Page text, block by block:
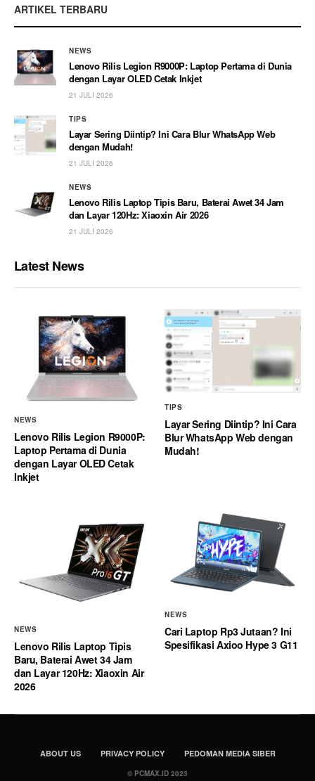
ARTIKEL TERBARU
NEWS
Lenovo Rilis Legion R9000P: Laptop Pertama di Dunia
dengan Layar OLED Cetak Inkjet
21 JULI 2026
TIPS
Layar Sering Diintip? Ini Cara Blur WhatsApp Web
dengan Mudah!
21 JULI 2026
NEWS
Lenovo Rilis Laptop Tipis Baru, Baterai Awet 34 Jam
dan Layar 120Hz: Xiaoxin Air 2026
21 JULI 2026
Latest News
NEWS
Lenovo Rilis Legion R9000P:
Laptop Pertama di Dunia
dengan Layar OLED Cetak
Inkjet
TIPS
Layar Sering Diintip? Ini Cara
Blur WhatsApp Web dengan
Mudah!
NEWS
Lenovo Rilis Laptop Tipis
Baru, Baterai Awet 34 Jam
dan Layar 120Hz: Xiaoxin Air
2026
NEWS
Cari Laptop Rp3 Jutaan? Ini
Spesifikasi Axioo Hype 3 G11
ABOUT US PRIVACY POLICY PEDOMAN MEDIA SIBER
© PCMAX.ID 2023